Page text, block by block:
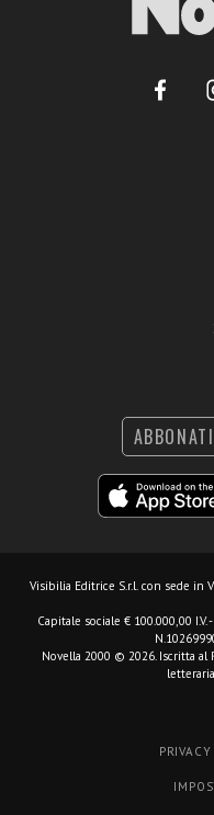
ABBONATI
Visibilia Editrice S.r.l. con sede in
Capitale sociale € 100.000,00 I.V.
Novella 2000 © 2026. Iscritta